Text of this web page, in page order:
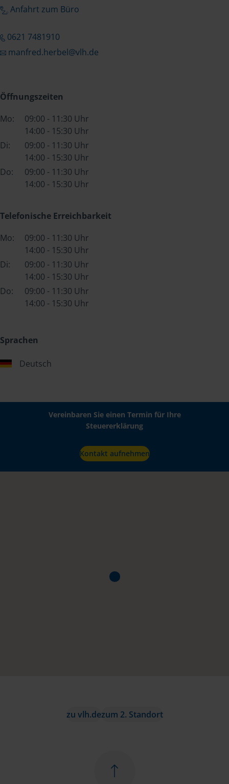
Anfahrt zum Büro
0621 7481910
manfred.herbel@vlh.de
Öffnungszeiten
Mo:
09:00 - 11:30 Uhr
14:00 - 15:30 Uhr
Di:
09:00 - 11:30 Uhr
14:00 - 15:30 Uhr
Do:
09:00 - 11:30 Uhr
14:00 - 15:30 Uhr
Telefonische Erreichbarkeit
Mo:
09:00 - 11:30 Uhr
14:00 - 15:30 Uhr
Di:
09:00 - 11:30 Uhr
14:00 - 15:30 Uhr
Do:
09:00 - 11:30 Uhr
14:00 - 15:30 Uhr
Sprachen
Deutsch
Vereinbaren Sie einen Termin für Ihre
Steuererklärung
Kontakt aufnehmen
zu vlh.dezum 2. Standort